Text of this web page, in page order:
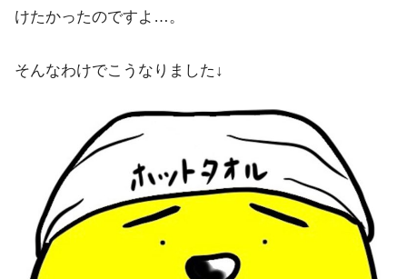
けたかったのですよ…。
そんなわけでこうなりました↓